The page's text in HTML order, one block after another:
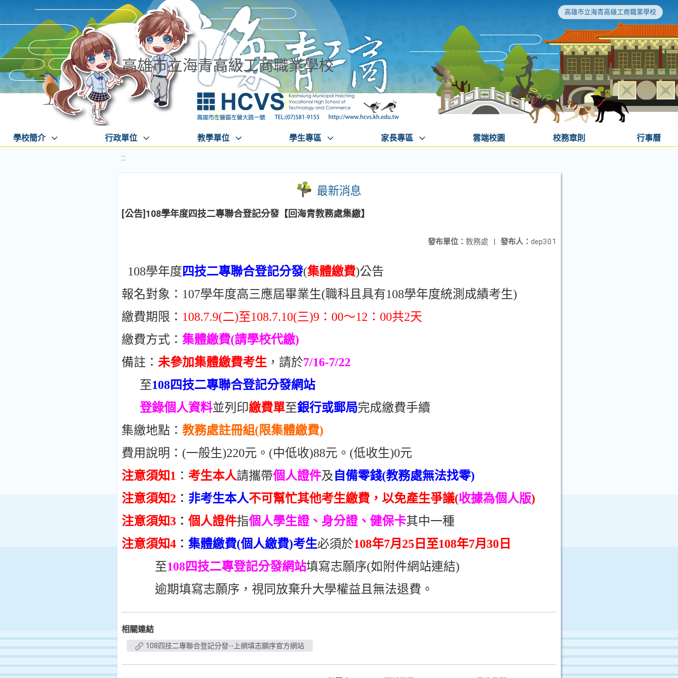
高雄市立海青高級工商職業學校
高雄市立海青高級工商職業學校
學校簡介 行政單位 教學單位 學生專區 家長專區 雲端校園 校務章則 行事曆
:::
最新消息
[公告]108學年度四技二專聯合登記分發【回海青教務處集繳】
發布人： dep301
發布單位： 教務處 |
108學年度 四技二專聯合登記分發(集體繳費)公告
報名對象：107學年度高三應屆畢業生(職科且具有108學年度統測成績考生)
繳費期限： 108.7.9(二)至108.7.10(三)9：00～12：00共2天
繳費方式： 集體繳費(請學校代繳)
備註： 未參加集體繳費考生 ，請於7/16-7/22
至108四技二專聯合登記分發網站
登錄個人資料並列印繳費單至銀行或郵局完成繳費手續
集繳地點： 教務處註冊組(限集體繳費)
費用說明：(一般生)220元。(中低收)88元。(低收生)0元
注意須知1 ： 考生本人請攜帶個人證件及 自備零錢(教務處無法找零)
注意須知2 ： 非考生本人不可幫忙其他考生繳費，以免產生爭議(收據為個人版)
注意須知3 ： 個人證件指個人學生證、身分證、健保卡其中一種
注意須知4 ： 集體繳費(個人繳費)考生必須於108年7月25日至108年7月30日
至108四技二專登記分發網站填寫志願序(如附件網站連結)
逾期填寫志願序，視同放棄升大學權益且無法退費。
相關連結
108四技二專聯合登記分發--上網填志願序官方網站